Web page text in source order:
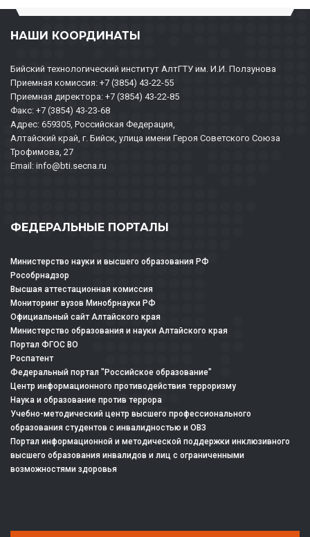
НАШИ КООРДИНАТЫ
Бийский технологический институт АлтГТУ им. И.И. Ползунова
Приемная комиссия: +7 (3854) 43-22-55
Приемная директора: +7 (3854) 43-22-85
Факс: +7 (3854) 43-23-68
Адрес: 659305, Российская Федерация,
Алтайский край, г. Бийск, улица имени Героя Советского Союза
Трофимова, 27
Email: info@bti.secna.ru
ФЕДЕРАЛЬНЫЕ ПОРТАЛЫ
Министерство науки и высшего образования РФ
Рособрнадзор
Высшая аттестационная комиссия
Мониторинг вузов Минобрнауки РФ
Официальный сайт Алтайского края
Министерство образования и науки Алтайского края
Портал ФГОС ВО
Роспатент
Федеральный портал "Российское образование"
Центр информационного противодействия терроризму
Наука и образование против террора
Учебно-методический центр высшего профессионального
образования студентов с инвалидностью и ОВЗ
Портал информационной и методической поддержки инклюзивного
высшего образования инвалидов и лиц с ограниченными
возможностями здоровья